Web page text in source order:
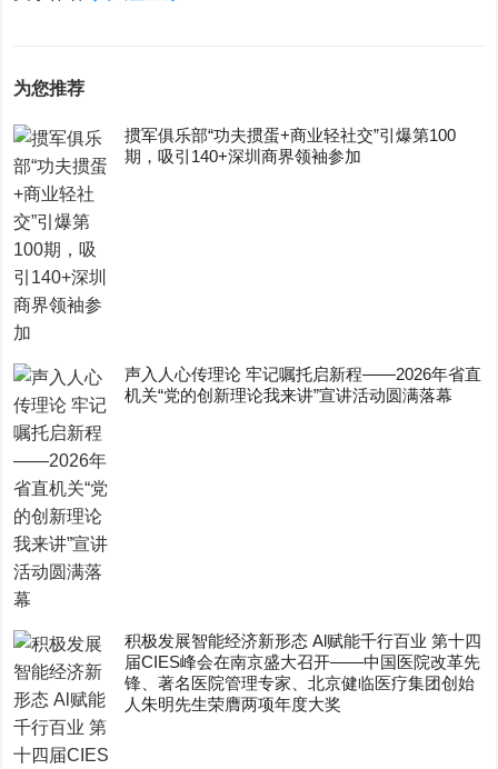
为您推荐
掼军俱乐部“功夫掼蛋+商业轻社交”引爆第100
期，吸引140+深圳商界领袖参加
声入人心传理论 牢记嘱托启新程——2026年省直
机关“党的创新理论我来讲”宣讲活动圆满落幕
积极发展智能经济新形态 Al赋能千行百业 第十四
届CIES峰会在南京盛大召开——中国医院改革先
锋、著名医院管理专家、北京健临医疗集团创始
人朱明先生荣膺两项年度大奖